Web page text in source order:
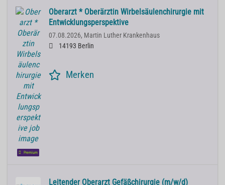
Premium
Oberarzt * Oberärztin Wirbelsäulenchirurgie mit
Entwicklungsperspektive
07.08.2026, Martin Luther Krankenhaus
14193 Berlin
Merken
Leitender Oberarzt Gefäßchirurgie (m/w/d)